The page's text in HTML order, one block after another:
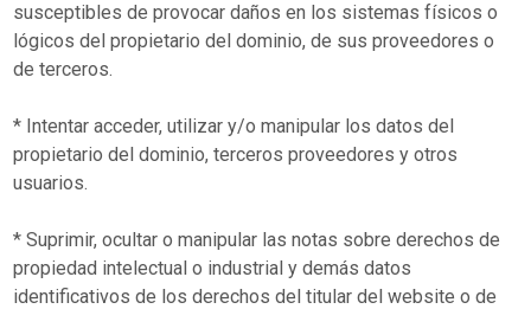
susceptibles de provocar daños en los sistemas físicos o
lógicos del propietario del dominio, de sus proveedores o
de terceros.
* Intentar acceder, utilizar y/o manipular los datos del
propietario del dominio, terceros proveedores y otros
usuarios.
* Suprimir, ocultar o manipular las notas sobre derechos de
propiedad intelectual o industrial y demás datos
identificativos de los derechos del titular del website o de